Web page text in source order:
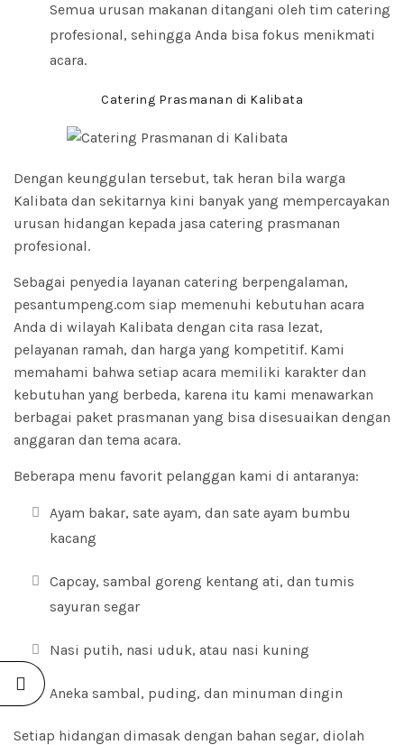
Semua urusan makanan ditangani oleh tim catering
profesional, sehingga Anda bisa fokus menikmati
acara.
Catering Prasmanan di Kalibata
Dengan keunggulan tersebut, tak heran bila warga
Kalibata dan sekitarnya kini banyak yang mempercayakan
urusan hidangan kepada jasa catering prasmanan
profesional.
Sebagai penyedia layanan catering berpengalaman,
pesantumpeng.com siap memenuhi kebutuhan acara
Anda di wilayah Kalibata dengan cita rasa lezat,
pelayanan ramah, dan harga yang kompetitif. Kami
memahami bahwa setiap acara memiliki karakter dan
kebutuhan yang berbeda, karena itu kami menawarkan
berbagai paket prasmanan yang bisa disesuaikan dengan
anggaran dan tema acara.
Beberapa menu favorit pelanggan kami di antaranya:
Ayam bakar, sate ayam, dan sate ayam bumbu
kacang
Capcay, sambal goreng kentang ati, dan tumis
sayuran segar
Nasi putih, nasi uduk, atau nasi kuning
Aneka sambal, puding, dan minuman dingin
Setiap hidangan dimasak dengan bahan segar, diolah